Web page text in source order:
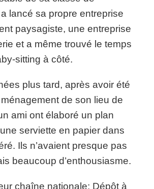
lancé sa propre entreprise
paysagiste, une entreprise
et a même trouvé le temps
sitting à côté.
plus tard, après avoir été
de son lieu de
ami ont élaboré un plan
serviette en papier dans
Ils n’avaient presque pas
beaucoup d’enthousiasme.
chaîne nationale: Dépôt à